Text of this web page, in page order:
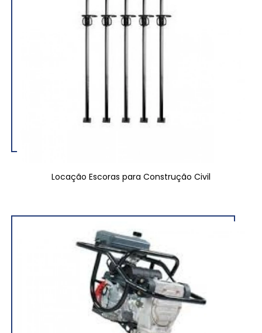
Locação Escoras para Construção Civil